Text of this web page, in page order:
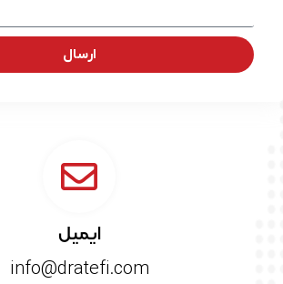
ارسال
ایمیل
info@dratefi.com